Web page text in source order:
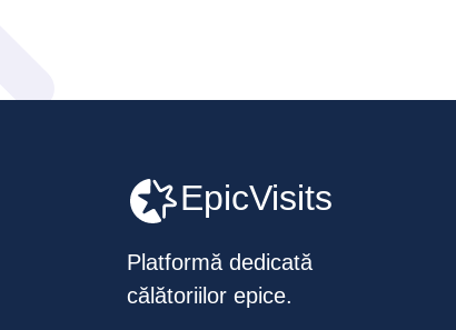
EpicVisits
Platformă dedicată
călătoriilor epice.